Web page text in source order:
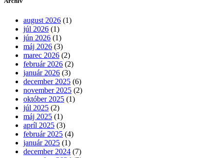
august 2026 (1)
júl 2026 (1)
jún 2026 (1)
máj 2026 (3)
marec 2026 (2)
február 2026 (2)
január 2026 (3)
december 2025 (6)
november 2025 (2)
október 2025 (1)
júl 2025 (2)
máj 2025 (1)
apríl 2025 (3)
február 2025 (4)
január 2025 (1)
december 2024 (7)